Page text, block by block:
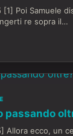
[1] Poi Samuele
re sopra il…
passando
Allora ecco, un